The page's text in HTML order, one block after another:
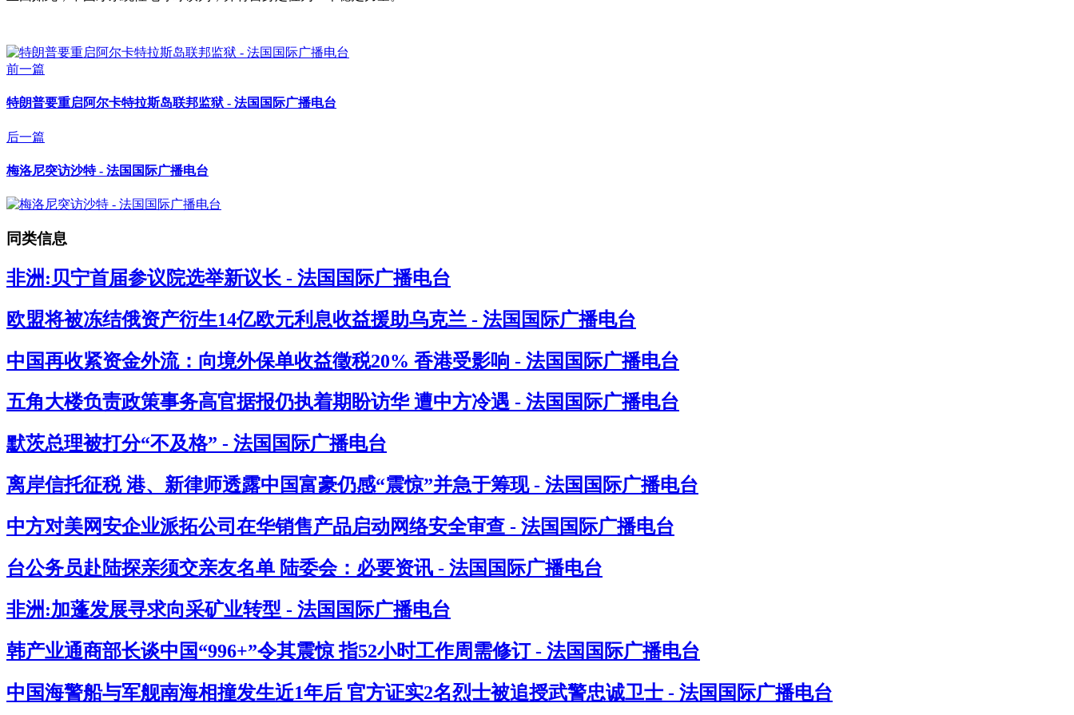
前一篇
特朗普要重启阿尔卡特拉斯岛联邦监狱 - 法国国际广播电台
后一篇
梅洛尼突访沙特 - 法国国际广播电台
同类信息
非洲:贝宁首届参议院选举新议长 - 法国国际广播电台
欧盟将被冻结俄资产衍生14亿欧元利息收益援助乌克兰 - 法国国际广播电台
中国再收紧资金外流：向境外保单收益徵税20% 香港受影响 - 法国国际广播电台
五角大楼负责政策事务高官据报仍执着期盼访华 遭中方冷遇 - 法国国际广播电台
默茨总理被打分“不及格” - 法国国际广播电台
离岸信托征税 港、新律师透露中国富豪仍感“震惊”并急于筹现 - 法国国际广播电台
中方对美网安企业派拓公司在华销售产品启动网络安全审查 - 法国国际广播电台
台公务员赴陆探亲须交亲友名单 陆委会：必要资讯 - 法国国际广播电台
非洲:加蓬发展寻求向采矿业转型 - 法国国际广播电台
韩产业通商部长谈中国“996+”令其震惊 指52小时工作周需修订 - 法国国际广播电台
中国海警船与军舰南海相撞发生近1年后 官方证实2名烈士被追授武警忠诚卫士 - 法国国际广播电台